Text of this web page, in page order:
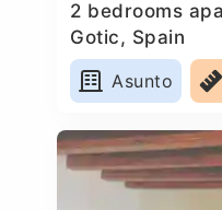
2 bedrooms
Gotic, Spain
Asunto